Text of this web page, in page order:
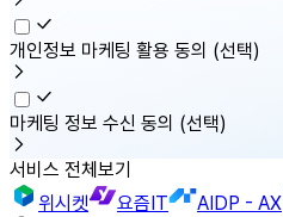
개인정보 마케팅 활용 동의 (선택)
마케팅 정보 수신 동의 (선택)
서비스 전체보기
위시켓
요즘IT AIDP - AX